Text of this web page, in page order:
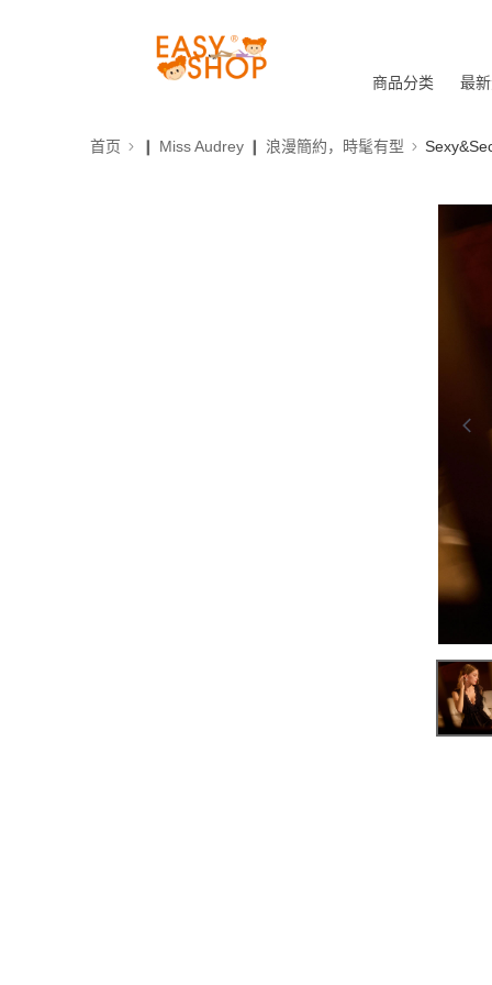
商品分类 最
首页 ❙ Miss Audrey ❙ 浪漫簡約，時髦有型